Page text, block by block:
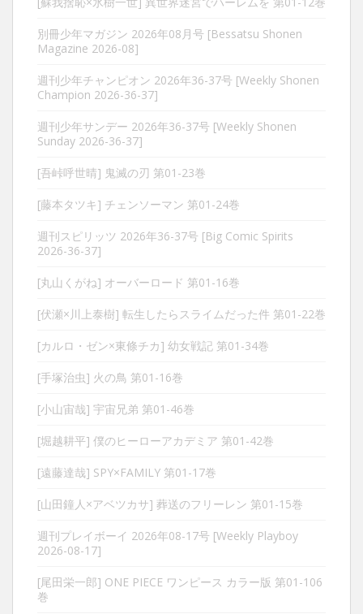
別冊少年マガジン 2026年08月号 [Bessatsu Shonen
Magazine 2026-08]
週刊少年チャンピオン 2026年36-37号 [Weekly Shonen
Champion 2026-36-37]
週刊少年サンデー 2026年36-37号 [Weekly Shonen
Sunday 2026-36-37]
[吾峠呼世晴] 鬼滅の刃 第01-23巻
[藤本タツキ] チェンソーマン 第01-24巻
週刊スピリッツ 2026年36-37号 [Big Comic Spirits
2026-36-37]
[丸山くがね] オーバーロード 第01-16巻
[伏瀬×川上泰樹] 転生したらスライムだった件 第01-22巻
[カルロ・ゼン×東條チカ] 幼女戦記 第01-34巻
[手塚治虫] 火の鳥 第01-16巻
[小山宙哉] 宇宙兄弟 第01-46巻
[堀越耕平] 僕のヒーローアカデミア 第01-42巻
[遠藤達哉] SPY×FAMILY 第01-17巻
[山田鐘人×アベツカサ] 葬送のフリーレン 第01-15巻
週刊プレイボーイ 2026年08-17号 [Weekly Playboy
2026-08-17]
[尾田栄一郎] ONE PIECE ワンピース カラー版 第01-106
巻